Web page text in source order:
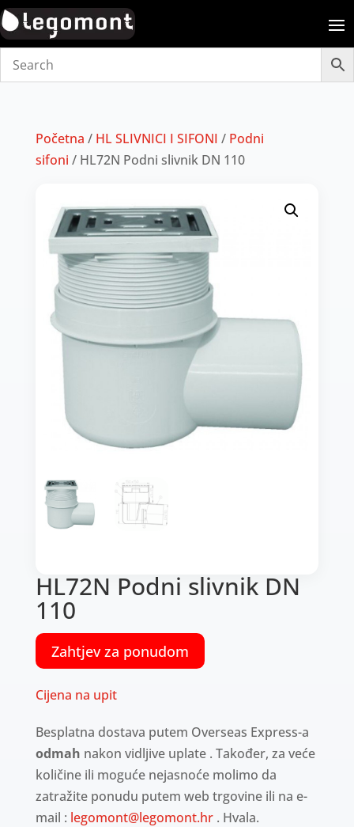
Početna / HL SLIVNICI I SIFONI / Podni
sifoni / HL72N Podni slivnik DN 110
HL72N Podni slivnik DN
110
Zahtjev za ponudom
Cijena na upit
Besplatna dostava putem Overseas Express-a
odmah nakon vidljive uplate . Također, za veće
količine ili moguće nejasnoće molimo da
zatražite ponudu putem web trgovine ili na e-
mail : legomont@legomont.hr. Hvala.